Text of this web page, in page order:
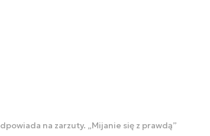
na zarzuty. „Mijanie się z prawdą”